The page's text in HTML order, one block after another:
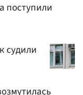
поступили
судили